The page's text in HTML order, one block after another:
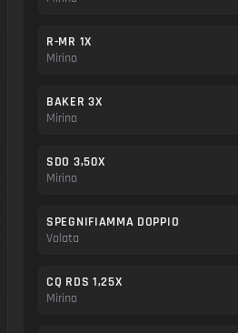
R-MR 1X
Mirino
BAKER 3X
Mirino
SDO 3,50X
Mirino
SPEGNIFIAMMA DOPPIO
Volata
CQ RDS 1,25X
Mirino